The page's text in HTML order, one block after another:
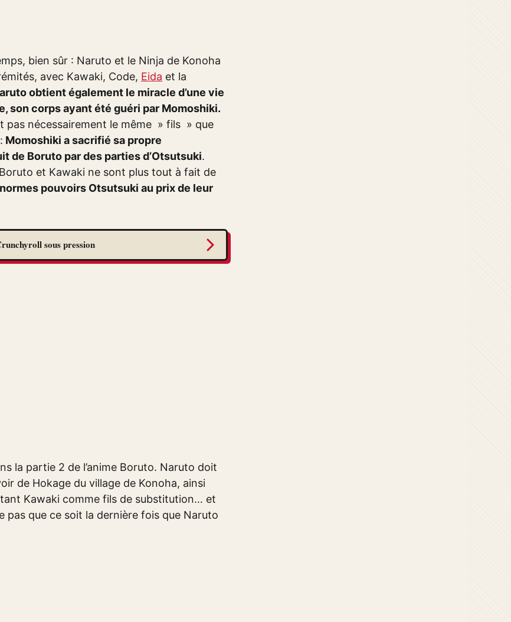
bien sûr : Naruto et le Ninja de Konoha
avec Kawaki, Code, Eida et la
obtient également le miracle d’une vie
son corps ayant été guéri par Momoshiki.
pas nécessairement le même » fils » que
Momoshiki a sacrifié sa propre
de Boruto par des parties d’Otsutsuki.
et Kawaki ne sont plus tout à fait de
pouvoirs Otsutsuki au prix de leur
sous pression
la partie 2 de l’anime Boruto. Naruto doit
de Hokage du village de Konoha, ainsi
Kawaki comme fils de substitution… et
pas que ce soit la dernière fois que Naruto